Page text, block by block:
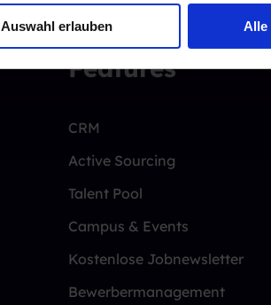
Auswahl erlauben Alle
Features
CRM
Active Sourcing
Talent Pool
Campus & Events
Kostenlose Jobnewsletter
Bewerbermanagement